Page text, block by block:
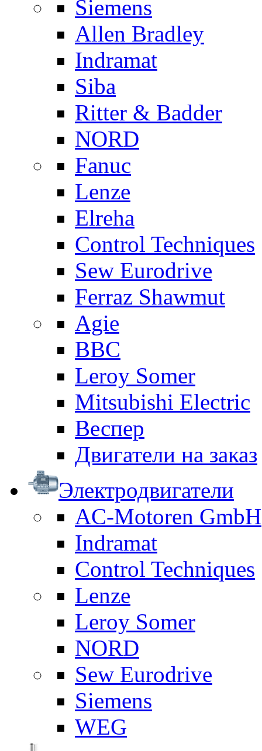
Siemens
Allen Bradley
Indramat
Siba
Ritter & Badder
NORD
Fanuc
Lenze
Elreha
Control Techniques
Sew Eurodrive
Ferraz Shawmut
Agie
BBC
Leroy Somer
Mitsubishi Electric
Веспер
Двигатели на заказ
Электродвигатели
AC-Motoren GmbH
Indramat
Control Techniques
Lenze
Leroy Somer
NORD
Sew Eurodrive
Siemens
WEG